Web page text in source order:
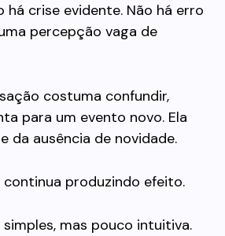
há crise evidente. Não há erro
percepção vaga de
costuma confundir,
para um evento novo. Ela
da ausência de novidade.
continua produzindo efeito.
simples, mas pouco intuitiva.